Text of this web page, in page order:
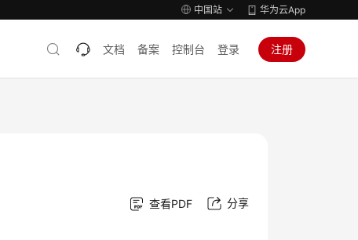
中国站 华为云App
文档 备案 控制台 登录 注册
查看PDF 分享